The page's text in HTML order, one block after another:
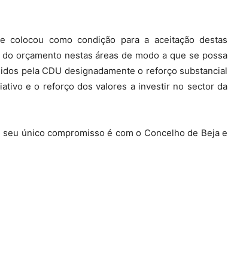
colocou como condição para a aceitação destas
orçamento nestas áreas de modo a que se possa
pela CDU designadamente o reforço substancial
e o reforço dos valores a investir no sector da
único compromisso é com o Concelho de Beja e